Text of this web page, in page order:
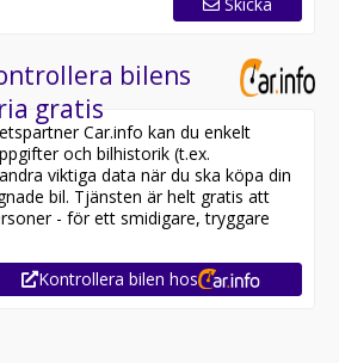
är förbrukning endast 0.54 l/mil
2027-06-30
garanti
bilens
gratis
Car.info kan du enkelt
och bilhistorik (t.ex.
viktiga data när du ska köpa din
bil. Tjänsten är helt gratis att
- för ett smidigare, tryggare
Kontrollera bilen hos